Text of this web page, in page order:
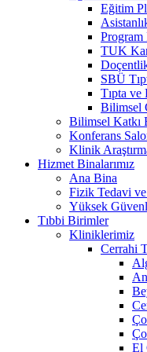
Eğitim
Program
TUK
SBÜ
Tıpta
Bilimsel
Bilimsel Katkı
Konferans
Klinik
Hizmet Binalarımız
Ana Bina
Fizik Tedavi
Yüksek
Tıbbi Birimler
Kliniklerimiz
Cerrahi
El